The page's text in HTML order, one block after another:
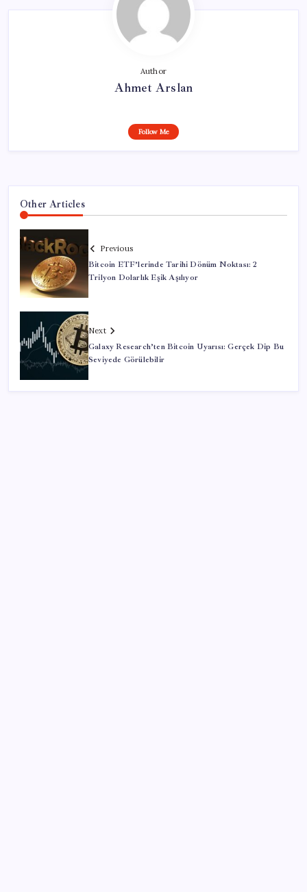
Author
Ahmet Arslan
Follow Me
Other Articles
Previous
Bitcoin ETF’lerinde Tarihi Dönüm Noktası: 2
Trilyon Dolarlık Eşik Aşılıyor
Next
Galaxy Research’ten Bitcoin Uyarısı: Gerçek Dip Bu
Seviyede Görülebilir